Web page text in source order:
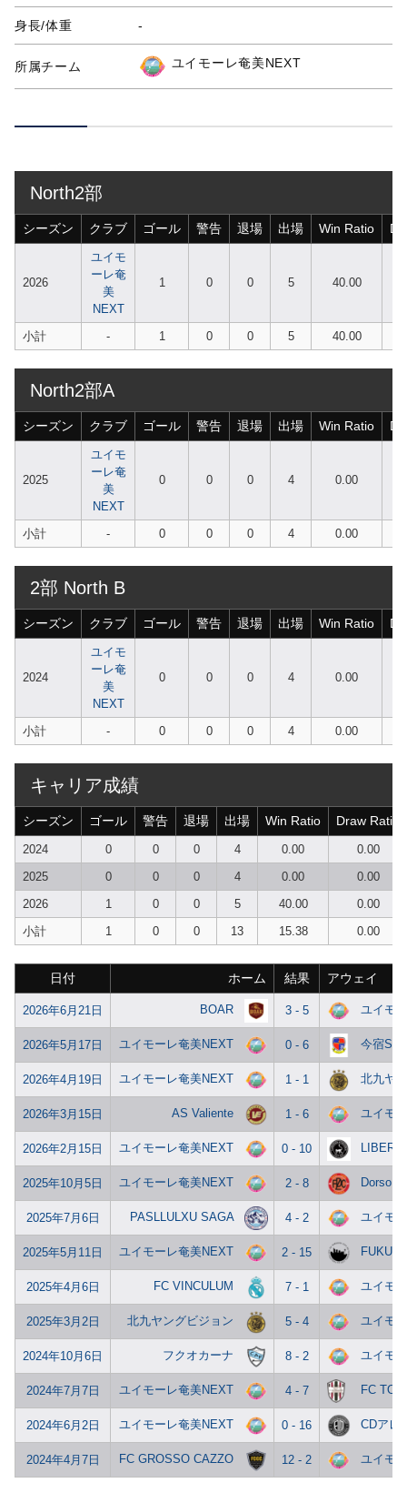
身長/体重 -
所属チーム ユイモーレ奄美NEXT
North2部
シーズン クラブ ゴール 警告 退場 出場 Win Ratio
2026
ユイモ
ーレ奄
美
NEXT
1 0 0 5 40.00
小計 - 1 0 0 5 40.00
North2部A
シーズン クラブ ゴール 警告 退場 出場 Win Ratio
2025
ユイモ
ーレ奄
美
NEXT
0 0 0 4 0.00
小計 - 0 0 0 4 0.00
2部 North B
シーズン クラブ ゴール 警告 退場 出場 Win Ratio
2024
ユイモ
ーレ奄
美
NEXT
0 0 0 4 0.00
小計 - 0 0 0 4 0.00
キャリア成績
シーズン ゴール 警告 退場 出場 Win Ratio Draw Ratio
2024 0 0 0 4 0.00
0.00
2025
0 0 0 4 0.00
0.00
2026
1 0 0 5 40.00
0.00
小計
1 0 0 13 15.38 0.00
日付 ホーム 結果 アウェイ
2026年6月21日 BOAR 3 - 5 ユイモ
2026年5月17日 ユイモーレ奄美NEXT 0 - 6 今宿SC
2026年4月19日 ユイモーレ奄美NEXT 1 - 1 北九ヤ
2026年3月15日 AS Valiente 1 - 6 ユイモ
2026年2月15日 ユイモーレ奄美NEXT 0 - 10
2025年10月5日 ユイモーレ奄美NEXT 2 - 8 Dorso
2025年7月6日 PASLLULXU SAGA 4 - 2 ユイモ
2025年5月11日 ユイモーレ奄美NEXT 2 - 15
2025年4月6日 FC VINCULUM 7 - 1 ユイモ
2025年3月2日 北九ヤングビジョン 5 - 4 ユイモ
2024年10月6日 フクオカーナ 8 - 2 ユイモ
2024年7月7日 ユイモーレ奄美NEXT 4 - 7 FC
2024年6月2日 ユイモーレ奄美NEXT 0 - 16 CDアレ
2024年4月7日 FC GROSSO CAZZO 12 - 2 ユイモ